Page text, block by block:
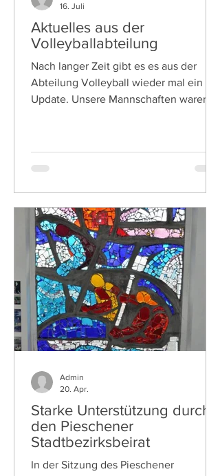
Aktuelles aus der
Volleyballabteilung
Nach langer Zeit gibt es es aus der
Abteilung Volleyball wieder mal ein
Update. Unsere Mannschaften waren
bleibt natürlich der Spaß am Sport und
der letzten Saison überaus erfolgreich
in der ersten Freizeit-Liga etabliert und
wird auch kommende Saison voll
angreifen. Trotz einiger Ergänzungen
im K
16. Juli
Starke Unterstützung durch
den Pieschener
Stadtbezirksbeirat
In der Sitzung des Pieschener
Admin
20. Apr.